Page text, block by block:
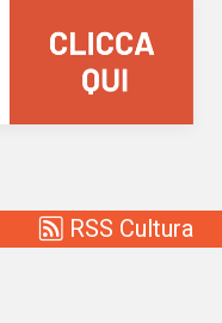
RSS Cultura